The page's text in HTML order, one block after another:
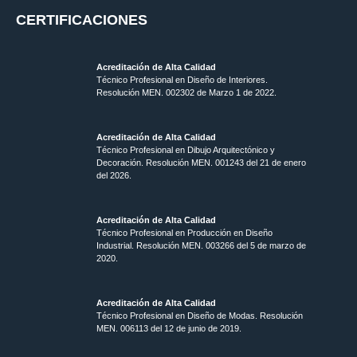
CERTIFICACIONES
Acreditación de Alta Calidad
Técnico Profesional en Diseño de Interiores.
Resolución MEN. 002302 de Marzo 1 de 2022.
Acreditación de Alta Calidad
Técnico Profesional en Dibujo Arquitectónico y
Decoración. Resolución MEN. 001243 del 21 de enero
del 2026.
Acreditación de Alta Calidad
Técnico Profesional en Producción en Diseño
Industrial. Resolución MEN. 003266 del 5 de marzo de
2020.
Acreditación de Alta Calidad
Técnico Profesional en Diseño de Modas. Resolución
MEN. 006113 del 12 de junio de 2019.